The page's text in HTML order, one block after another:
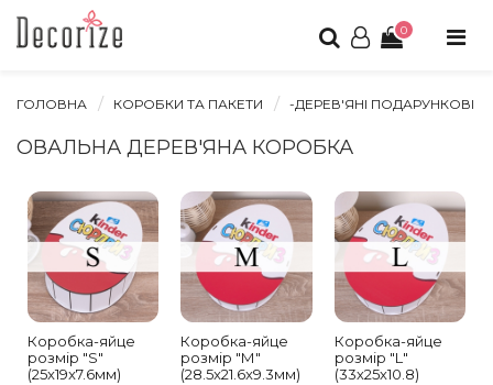
0
ГОЛОВНА КОРОБКИ ТА ПАКЕТИ -ДЕРЕВ'ЯНІ ПОДАРУНКОВІ
ОВАЛЬНА ДЕРЕВ'ЯНА КОРОБКА
Коробка-яйце
розмір "S"
(25x19x7.6мм)
Коробка-яйце
розмір "М"
(28.5x21.6x9.3мм)
Коробка-яйце
розмір "L"
(33х25х10.8)